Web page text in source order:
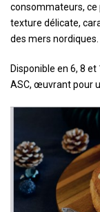
consommateurs, ce
texture délicate,
des mers nordiques.
Disponible en 6, 8
ASC, œuvrant pour